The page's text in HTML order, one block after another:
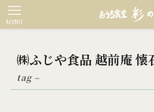
MENU
㈱ふじや食品 越前庵 懐
tag –